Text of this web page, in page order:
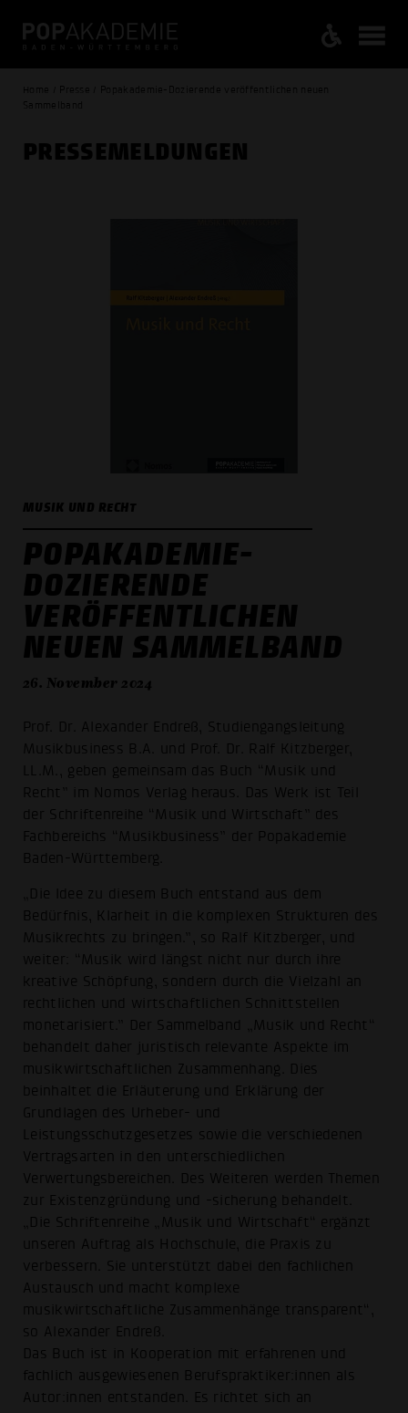
Home / Presse / Popakademie-Dozierende veröffentlichen neuen
Sammelband
PRESSE­MELDUNGEN
MUSIK UND RECHT
POPAKADEMIE-
DOZIERENDE
VERÖFFENTLICHEN
NEUEN SAMMELBAND
26. November 2024
Prof. Dr. Alexander Endreß, Studiengangsleitung
Musikbusiness B.A. und Prof. Dr. Ralf Kitzberger,
LL.M., geben gemeinsam das Buch “Musik und
Recht” im Nomos Verlag heraus. Das Werk ist Teil
der Schriftenreihe “Musik und Wirtschaft” des
Fachbereichs “Musikbusiness” der Popakademie
Baden-Württemberg.
„Die Idee zu diesem Buch entstand aus dem
Bedürfnis, Klarheit in die komplexen Strukturen des
Musikrechts zu bringen.”, so Ralf Kitzberger, und
weiter: “Musik wird längst nicht nur durch ihre
kreative Schöpfung, sondern durch die Vielzahl an
rechtlichen und wirtschaftlichen Schnittstellen
monetarisiert.” Der Sammelband „Musik und Recht“
behandelt daher juristisch relevante Aspekte im
musikwirtschaftlichen Zusammenhang. Dies
beinhaltet die Erläuterung und Erklärung der
Grundlagen des Urheber- und
Leistungsschutzgesetzes sowie die verschiedenen
Vertragsarten in den unterschiedlichen
Verwertungsbereichen. Des Weiteren werden Themen
zur Existenzgründung und -sicherung behandelt.
„Die Schriftenreihe „Musik und Wirtschaft“ ergänzt
unseren Auftrag als Hochschule, die Praxis zu
verbessern. Sie unterstützt dabei den fachlichen
Austausch und macht komplexe
musikwirtschaftliche Zusammenhänge transparent“,
so Alexander Endreß.
Das Buch ist in Kooperation mit erfahrenen und
fachlich ausgewiesenen Berufspraktiker:innen als
Autor:innen entstanden. Es richtet sich an